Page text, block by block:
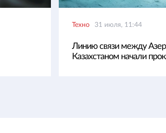
Техно 31 июля, 11:44
Линию связи между
Казахстаном начали